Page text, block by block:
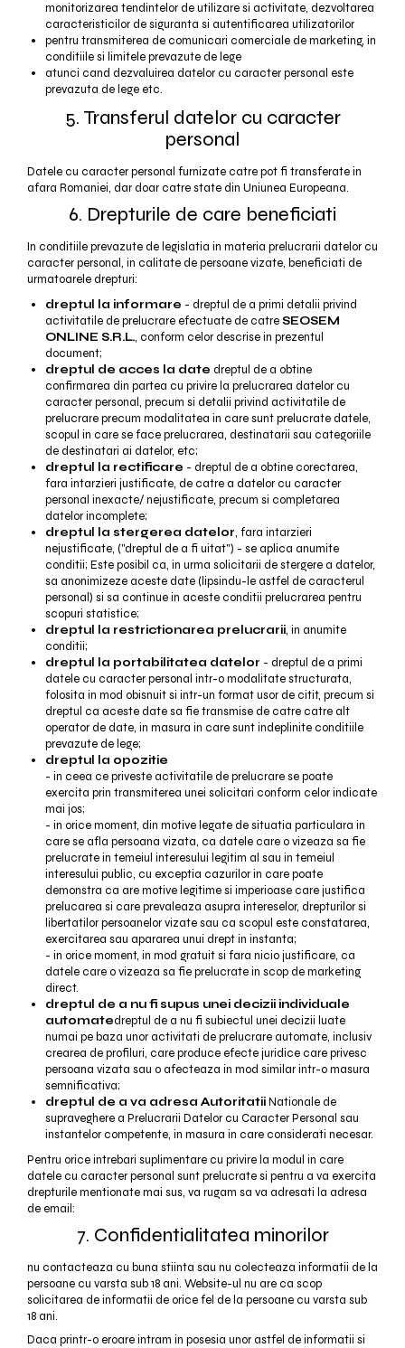
monitorizarea tendintelor de utilizare si activitate, dezvoltarea
caracteristicilor de siguranta si autentificarea utilizatorilor
pentru transmiterea de comunicari comerciale de marketing, in
conditiile si limitele prevazute de lege
atunci cand dezvaluirea datelor cu caracter personal este
prevazuta de lege etc.
5. Transferul datelor cu caracter
personal
Datele cu caracter personal furnizate catre pot fi transferate in
afara Romaniei, dar doar catre state din Uniunea Europeana.
6. Drepturile de care beneficiati
In conditiile prevazute de legislatia in materia prelucrarii datelor cu
caracter personal, in calitate de persoane vizate, beneficiati de
urmatoarele drepturi:
dreptul la informare - dreptul de a primi detalii privind
activitatile de prelucrare efectuate de catreSEOSEM
ONLINE S.R.L., conform celor descrise in prezentul
document;
dreptul de acces la date dreptul de a obtine
confirmarea din partea cu privire la prelucrarea datelor cu
caracter personal, precum si detalii privind activitatile de
prelucrare precum modalitatea in care sunt prelucrate datele,
scopul in care se face prelucrarea, destinatarii sau categoriile
de destinatari ai datelor, etc;
dreptul la rectificare - dreptul de a obtine corectarea,
fara intarzieri justificate, de catre a datelor cu caracter
personal inexacte/ nejustificate, precum si completarea
datelor incomplete;
dreptul la stergerea datelor, fara intarzieri
nejustificate, ("dreptul de a fi uitat") - se aplica anumite
conditii; Este posibil ca, in urma solicitarii de stergere a datelor,
sa anonimizeze aceste date (lipsindu-le astfel de caracterul
personal) si sa continue in aceste conditii prelucrarea pentru
scopuri statistice;
dreptul la restrictionarea prelucrarii, in anumite
conditii;
dreptul la portabilitatea datelor - dreptul de a primi
datele cu caracter personal intr-o modalitate structurata,
folosita in mod obisnuit si intr-un format usor de citit, precum si
dreptul ca aceste date sa fie transmise de catre catre alt
operator de date, in masura in care sunt indeplinite conditiile
prevazute de lege;
dreptul la opozitie
- in ceea ce priveste activitatile de prelucrare se poate
exercita prin transmiterea unei solicitari conform celor indicate
mai jos;
- in orice moment, din motive legate de situatia particulara in
care se afla persoana vizata, ca datele care o vizeaza sa fie
prelucrate in temeiul interesului legitim al sau in temeiul
interesului public, cu exceptia cazurilor in care poate
demonstra ca are motive legitime si imperioase care justifica
prelucarea si care prevaleaza asupra intereselor, drepturilor si
libertatilor persoanelor vizate sau ca scopul este constatarea,
exercitarea sau apararea unui drept in instanta;
- in orice moment, in mod gratuit si fara nicio justificare, ca
datele care o vizeaza sa fie prelucrate in scop de marketing
direct.
dreptul de a nu fi supus unei decizii individuale
automatedreptul de a nu fi subiectul unei decizii luate
numai pe baza unor activitati de prelucrare automate, inclusiv
crearea de profiluri, care produce efecte juridice care privesc
persoana vizata sau o afecteaza in mod similar intr-o masura
semnificativa;
dreptul de a va adresa AutoritatiiNationale de
supraveghere a Prelucrarii Datelor cu Caracter Personal sau
instantelor competente, in masura in care considerati necesar.
Pentru orice intrebari suplimentare cu privire la modul in care
datele cu caracter personal sunt prelucrate si pentru a va exercita
drepturile mentionate mai sus, va rugam sa va adresati la adresa
de email:
7. Confidentialitatea minorilor
nu contacteaza cu buna stiinta sau nu colecteaza informatii de la
persoane cu varsta sub 18 ani. Website-ul nu are ca scop
solicitarea de informatii de orice fel de la persoane cu varsta sub
18 ani.
Daca printr-o eroare intram in posesia unor astfel de informatii si